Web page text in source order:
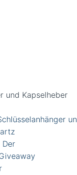
und Kapselheber